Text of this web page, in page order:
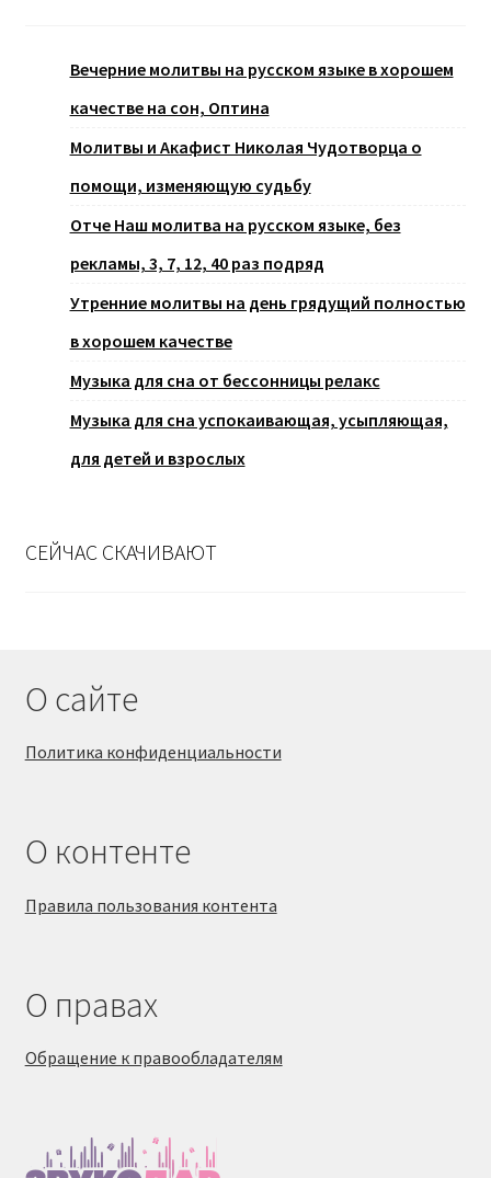
Вечерние молитвы на русском языке в хорошем
качестве на сон, Оптина
Молитвы и Акафист Николая Чудотворца о
помощи, изменяющую судьбу
Отче Наш молитва на русском языке, без
рекламы, 3, 7, 12, 40 раз подряд
Утренние молитвы на день грядущий полностью
в хорошем качестве
Музыка для сна от бессонницы релакс
Музыка для сна успокаивающая, усыпляющая,
для детей и взрослых
СЕЙЧАС СКАЧИВАЮТ
О сайте
Политика конфиденциальности
О контенте
Правила пользования контента
О правах
Обращение к правообладателям